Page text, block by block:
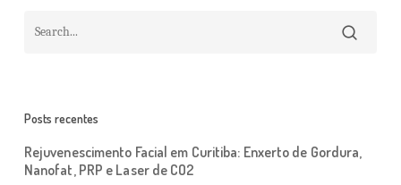
Posts recentes
Rejuvenescimento Facial em Curitiba: Enxerto de Gordura,
Nanofat, PRP e Laser de CO2